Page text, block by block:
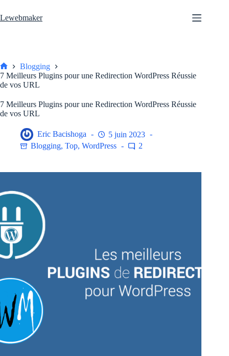
au
contenu
Lewebmaker
Accueil
Blogging
7 Meilleurs Plugins pour une Redirection WordPress Réussie
de vos URL
7 Meilleurs Plugins pour une Redirection WordPress Réussie
de vos URL
Eric Bacishoga
5 juin 2023
Blogging, Top, WordPress 2